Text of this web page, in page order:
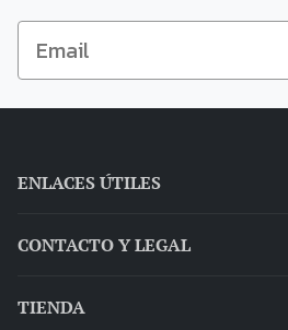
ENLACES ÚTILES
CONTACTO Y LEGAL
TIENDA